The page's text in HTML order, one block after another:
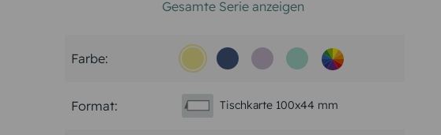
Gesamte Serie anzeigen
Farbe:
Format: Tischkarte 100x44 mm